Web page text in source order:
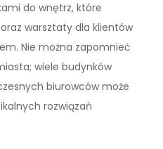
do wnętrz, które
warsztaty dla klientów
Nie można zapomnieć
wiele budynków
biurowców może
rozwiązań